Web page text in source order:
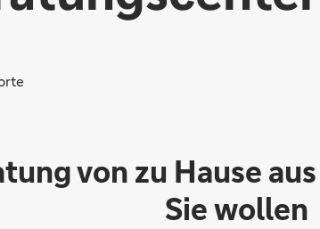
von zu Hause
Sie wollen